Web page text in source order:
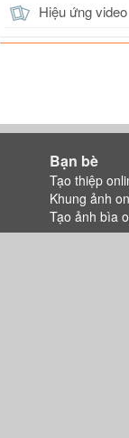
Hiệu ứng video
Bạn bè
Tạo thiệp
Khung ảnh
Tạo ảnh bìa